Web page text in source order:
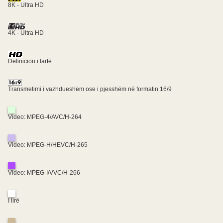
8K - Ultra HD
4K - Ultra HD
Definicion i lartë
Transmetimi i vazhdueshëm ose i pjesshëm në formatin 16/9
Video: MPEG-4/AVC/H-264
Video: MPEG-H/HEVC/H-265
Video: MPEG-I/VVC/H-266
I lirë